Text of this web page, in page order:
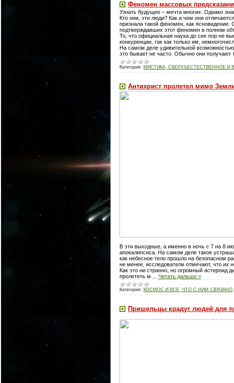
Феномен массовых
Узнать будущее – мечта многих. Однако
Кто они, эти люди? Как и чем они
признала такой феномен, как ясновидение.
подтверждавших этот феномен в полном
То, что официальная наука до сих пор не
конкуренции, так как только им,
На самом деле удивительной
это бывает не часто. Обычно они получают
Категория: МИСТИКА, СВЕРХЪЕСТЕСТВЕННОЕ И
Антихрист пролетел мимо
В эти выходные, а именно в ночь с 7 на 8
апокалипсиса. На самом деле такое
как небесное тело прошло на безопасном
не менее, исследователи отмечают, что их
Как это ни странно, но огромный
пролететь м
Читать дальше »
Категория: КОСМОС И ВСЕ, ЧТО С НИМ
Пришельцы крадут людей для